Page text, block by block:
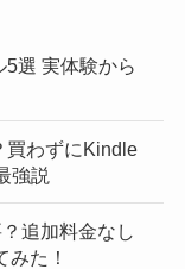
選 実体験から
買わずにKindle
強説
追加料金なし
た！